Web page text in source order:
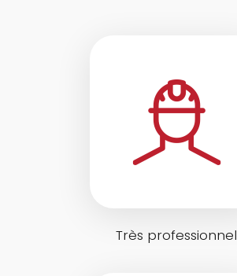
Très professionnel